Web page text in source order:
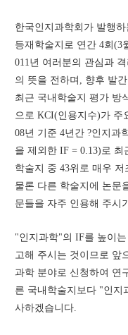
한국인지과학회가 발행
등재학술지로 연간 4회(3
011년 여러분의 관심과
의 뜻을 전하며, 향후 발
최근 국내학술지 평가 방
으로 KCI(인용지수)가 주
08년 기준 4년간 ?인지과
을 제외한 IF = 0.13)로 최
학술지 중 43위로 매우
물론 다른 학술지에 논문
문들을 자주 인용해 주시
"인지과학"의 IF를 높이
고해 주시는 것이므로 앞
과학 분야로 신청하여 연
른 국내학술지보다 "인지
사하겠습니다.